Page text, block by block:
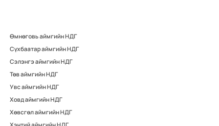
Өмнөговь аймгийн НДГ
Сүхбаатар аймгийн НДГ
Сэлэнгэ аймгийн НДГ
Төв аймгийн НДГ
Увс аймгийн НДГ
Ховд аймгийн НДГ
Хөвсгөл аймгийн НДГ